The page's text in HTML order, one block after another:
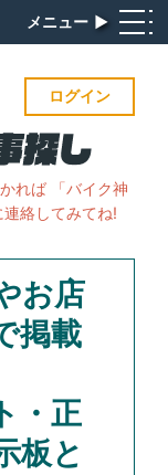
メニュー ▶︎
ログイン
れば 「バイク神
絡してみてね!
お店
掲載
・正
板と